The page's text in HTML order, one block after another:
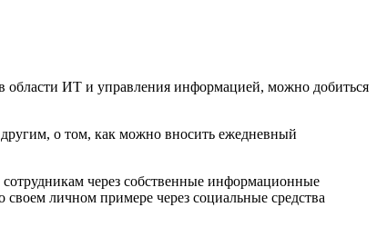
ИТ и управления информацией, можно добиться
о том, как можно вносить ежедневный
через собственные информационные
личном примере через социальные средства